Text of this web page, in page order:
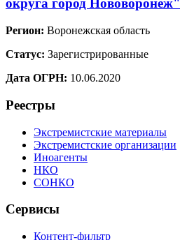
округа город Нововоронеж"
Регион: Воронежская область
Статус: Зарегистрированные
Дата ОГРН: 10.06.2020
Реестры
Экстремистские материалы
Экстремистские организации
Иноагенты
НКО
СОНКО
Сервисы
Контент-фильтр